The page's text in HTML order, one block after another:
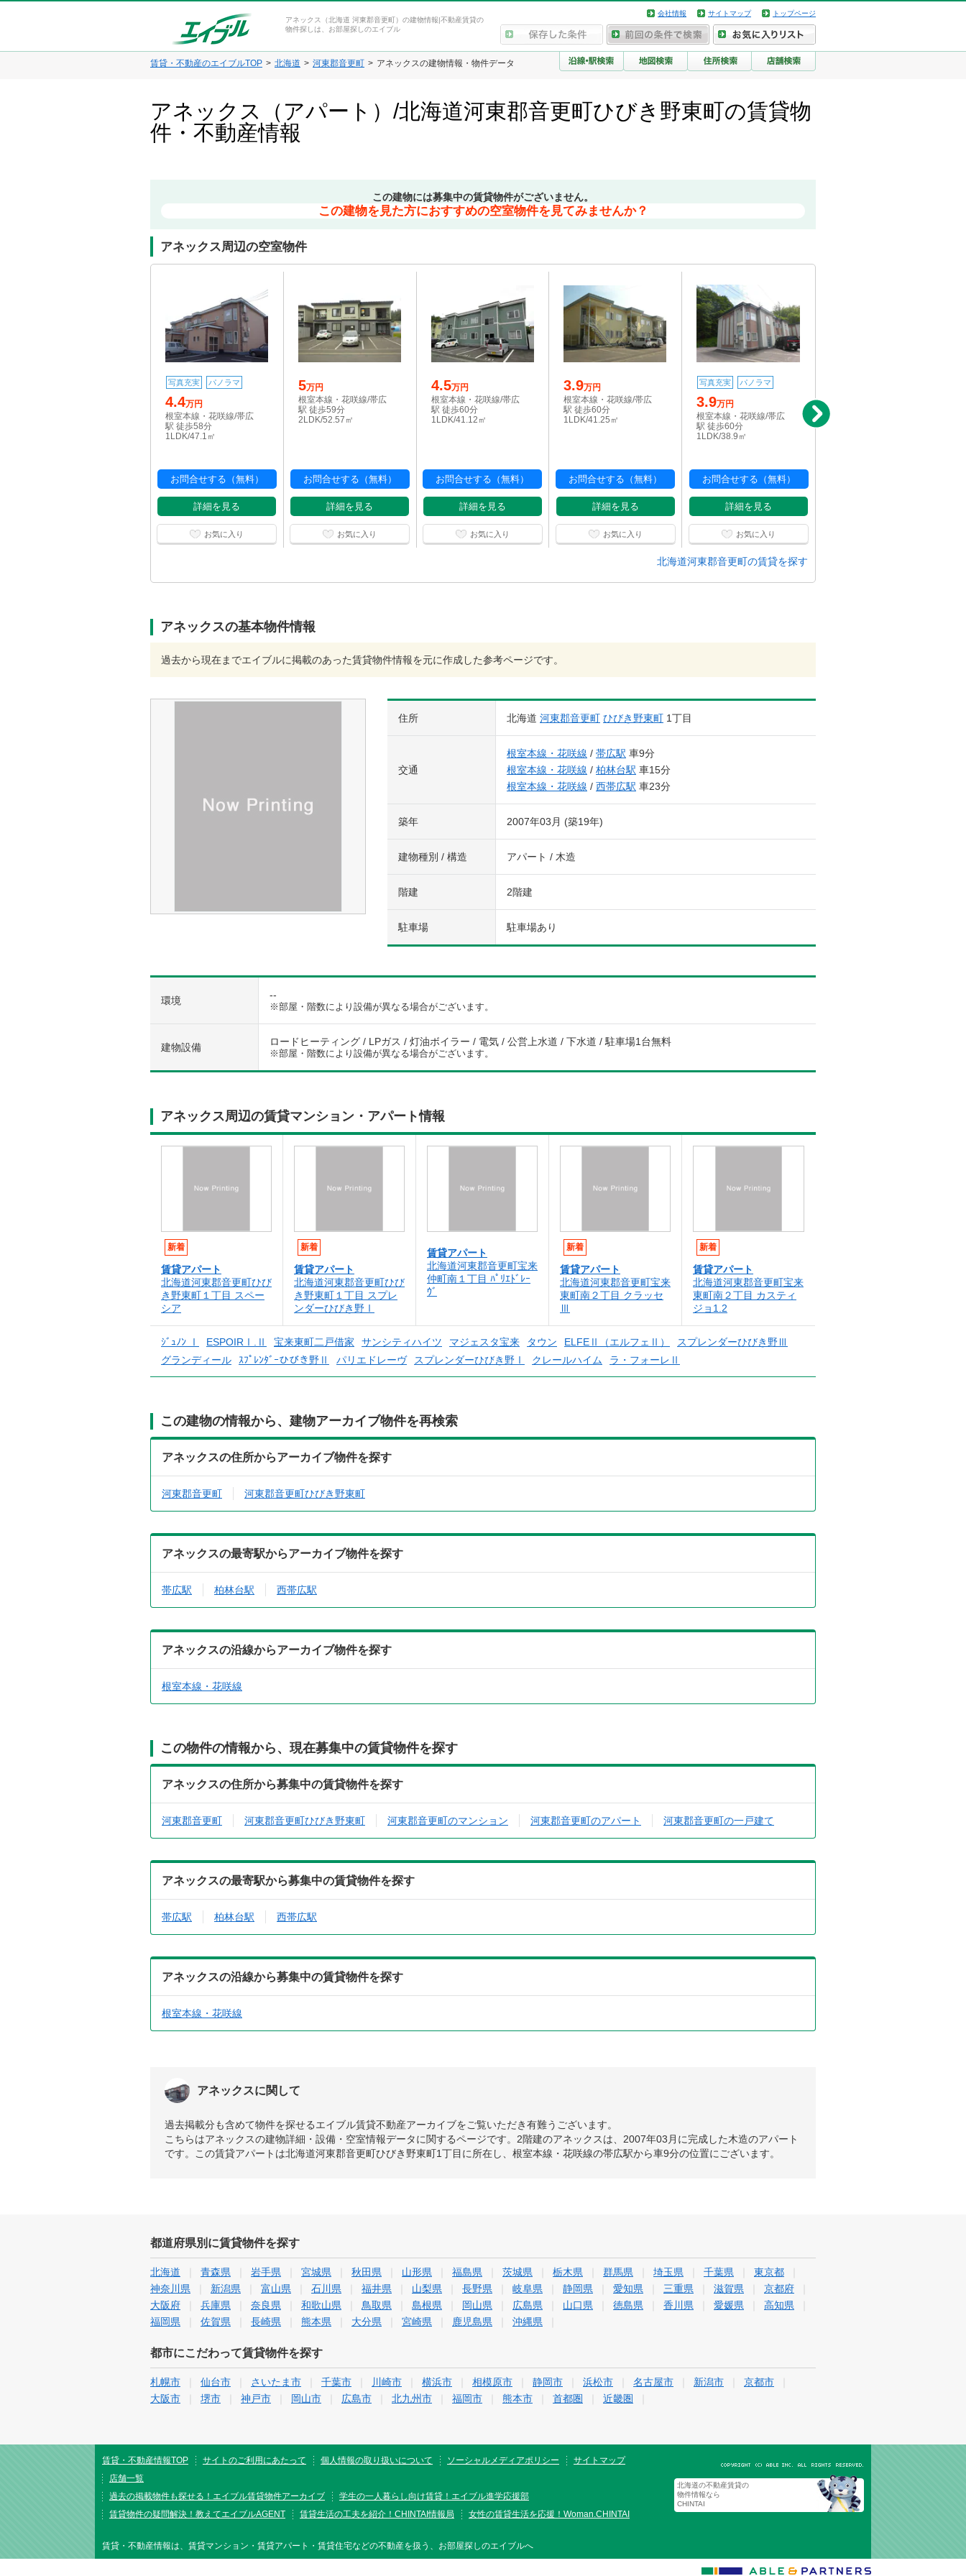
アネックス（北海道 河東郡音更町）の建物情報|不動産賃貸の
物件探しは、お部屋探しのエイブル
会社情報 サイトマップ トップページ
賃貸・不動産のエイブルTOP 北海道 河東郡音更町 アネックスの建物情報・物件データ
アネックス（アパート）/北海道河東郡音更町ひびき野東町の賃貸物
件・不動産情報
この建物には募集中の賃貸物件がございません。
この建物を見た方におすすめの空室物件を見てみませんか？
アネックス周辺の空室物件
写真充実 パノラマ
4.4万円
根室本線・花咲線/帯広
駅 徒歩58分
1LDK/47.1㎡
お問合せする（無料）
詳細を見る
お気に入り
5万円
根室本線・花咲線/帯広
駅 徒歩59分
2LDK/52.57㎡
お問合せする（無料）
詳細を見る
お気に入り
4.5万円
根室本線・花咲線/帯広
駅 徒歩60分
1LDK/41.12㎡
お問合せする（無料）
詳細を見る
お気に入り
3.9万円
根室本線・花咲線/帯広
駅 徒歩60分
1LDK/41.25㎡
お問合せする（無料）
詳細を見る
お気に入り
写真充実 パノラマ
3.9万円
根室本線・花咲線/帯広
駅 徒歩60分
1LDK/38.9㎡
お問合せする（無料）
詳細を見る
お気に入り
駅 徒歩59分
1LDK/45.38㎡
北海道河東郡音更町の賃貸を探す
アネックスの基本物件情報
過去から現在までエイブルに掲載のあった賃貸物件情報を元に作成した参考ページです。
住所 北海道 河東郡音更町 ひびき野東町 1丁目
交通
根室本線・花咲線 / 帯広駅 車9分
根室本線・花咲線 / 柏林台駅 車15分
根室本線・花咲線 / 西帯広駅 車23分
築年 2007年03月 (築19年)
建物種別 / 構造 アパート / 木造
階建 2階建
駐車場 駐車場あり
環境 --
※部屋・階数により設備が異なる場合がございます。
建物設備 ロードヒーティング / LPガス / 灯油ボイラー / 電気 / 公営上水道 / 下水道 / 駐車場1台無料
※部屋・階数により設備が異なる場合がございます。
アネックス周辺の賃貸マンション・アパート情報
新着
賃貸アパート
北海道河東郡音更町ひび
き野東町１丁目 スペー
シア
新着
賃貸アパート
北海道河東郡音更町ひび
き野東町１丁目 スプレ
ンダーひびき野Ⅰ
賃貸アパート
北海道河東郡音更町宝来
仲町南１丁目 ﾊﾟﾘｴﾄﾞﾚｰ
ｳﾞ
新着
賃貸アパート
北海道河東郡音更町宝来
東町南２丁目 クラッセ
Ⅲ
新着
賃貸アパート
北海道河東郡音更町宝来
東町南２丁目 カスティ
ジョ1.2
ｼﾞｭﾉﾝ Ⅰ ESPOIRⅠ.Ⅱ 宝来東町二戸借家 サンシティハイツ マジェスタ宝来 タウン ELFEⅡ（エルフェⅡ）
スプレンダーひびき野Ⅲ
グランディール
ｽﾌﾟﾚﾝﾀﾞｰひびき野Ⅱ パリエドレーヴ スプレンダーひびき野Ⅰ クレールハイム ラ・フォーレⅡ
この建物の情報から、建物アーカイブ物件を再検索
アネックスの住所からアーカイブ物件を探す
河東郡音更町 河東郡音更町ひびき野東町
アネックスの最寄駅からアーカイブ物件を探す
帯広駅 柏林台駅 西帯広駅
アネックスの沿線からアーカイブ物件を探す
根室本線・花咲線
この物件の情報から、現在募集中の賃貸物件を探す
アネックスの住所から募集中の賃貸物件を探す
河東郡音更町 河東郡音更町ひびき野東町 河東郡音更町のマンション 河東郡音更町のアパート 河東郡音更町の一戸建て
アネックスの最寄駅から募集中の賃貸物件を探す
帯広駅 柏林台駅 西帯広駅
アネックスの沿線から募集中の賃貸物件を探す
根室本線・花咲線
アネックスに関して
過去掲載分も含めて物件を探せるエイブル賃貸不動産アーカイブをご覧いただき有難うございます。
こちらはアネックスの建物詳細・設備・空室情報データに関するページです。2階建のアネックスは、2007年03月に完成した木造のアパート
です。この賃貸アパートは北海道河東郡音更町ひびき野東町1丁目に所在し、根室本線・花咲線の帯広駅から車9分の位置にございます。
都道府県別に賃貸物件を探す
北海道 青森県 岩手県 宮城県 秋田県 山形県 福島県 茨城県 栃木県 群馬県 埼玉県 千葉県
東京都
神奈川県
新潟県 富山県 石川県 福井県 山梨県 長野県 岐阜県 静岡県 愛知県 三重県 滋賀県
京都府
大阪府
兵庫県 奈良県 和歌山県 鳥取県 島根県 岡山県 広島県 山口県 徳島県 香川県 愛媛県
高知県
福岡県
佐賀県 長崎県 熊本県 大分県 宮崎県 鹿児島県 沖縄県
都市にこだわって賃貸物件を探す
札幌市 仙台市 さいたま市 千葉市 川崎市 横浜市 相模原市 静岡市 浜松市 名古屋市 新潟市
京都市
大阪市
堺市 神戸市 岡山市 広島市 北九州市 福岡市 熊本市 首都圏 近畿圏
賃貸・不動産情報TOP サイトのご利用にあたって 個人情報の取り扱いについて ソーシャルメディアポリシー
サイトマップ
店舗一覧
過去の掲載物件も探せる！エイブル賃貸物件アーカイブ
学生の一人暮らし向け賃貸！エイブル進学応援部
賃貸物件の疑問解決！教えてエイブルAGENT
賃貸生活の工夫を紹介！CHINTAI情報局 女性の賃貸生活を応援！Woman.CHINTAI
賃貸・不動産情報は、賃貸マンション・賃貸アパート・賃貸住宅などの不動産を扱う、お部屋探しのエイブルへ
北海道の不動産賃貸の
物件情報なら
CHINTAI